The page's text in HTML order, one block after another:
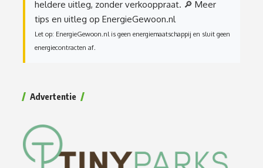
heldere uitleg, zonder verkooppraat. 🔎 Meer
tips en uitleg op EnergieGewoon.nl
Let op: EnergieGewoon.nl is geen energiemaatschappij en sluit geen
energiecontracten af.
Advertentie